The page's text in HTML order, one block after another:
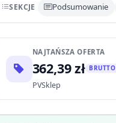
SEKCJE Podsumowanie
NAJTAŃSZA OFERTA
362,39 zł BRUTTO
PVSklep